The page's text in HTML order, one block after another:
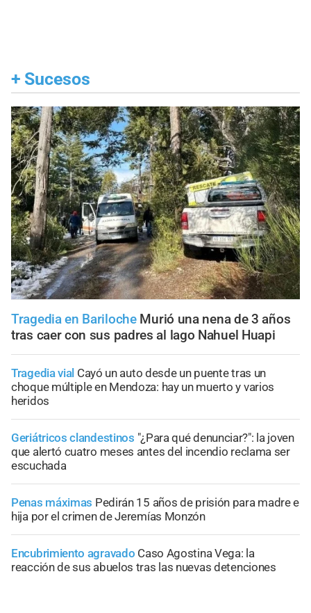
+ Sucesos
Tragedia en Bariloche Murió una nena de 3 años
tras caer con sus padres al lago Nahuel Huapi
Tragedia vial Cayó un auto desde un puente tras un
choque múltiple en Mendoza: hay un muerto y varios
heridos
Geriátricos clandestinos "¿Para qué denunciar?": la joven
que alertó cuatro meses antes del incendio reclama ser
escuchada
Penas máximas Pedirán 15 años de prisión para madre e
hija por el crimen de Jeremías Monzón
Encubrimiento agravado Caso Agostina Vega: la
reacción de sus abuelos tras las nuevas detenciones